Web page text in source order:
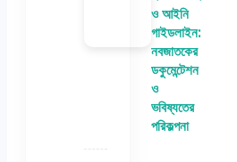
ও আইনি
গাইডলাইন:
নবজাতকের
ডকুমেন্টেশন
ও
ভবিষ্যতের
পরিকল্পনা